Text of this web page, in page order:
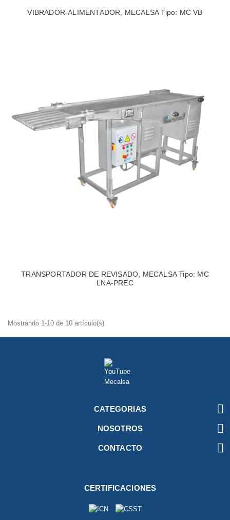
VIBRADOR-ALIMENTADOR, MECALSA Tipo: MC VB
TRANSPORTADOR DE REVISADO, MECALSA Tipo: MC
LNA-PREC
Mostrando 1-10 de 10 artículo(s)
CATEGORIAS 
NOSOTROS 
CONTACTO 
CERTIFICACIONES